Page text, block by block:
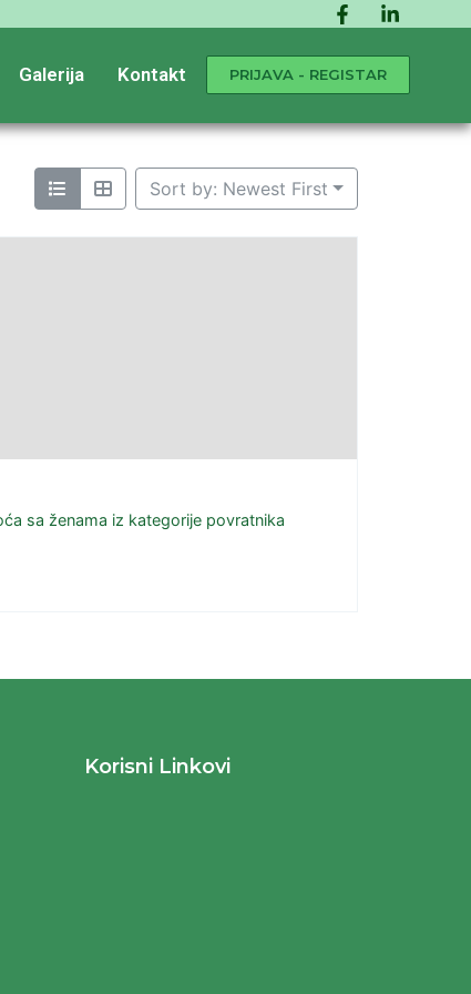
Galerija Kontakt PRIJAVA - REGISTAR
Sort by: Newest First
sa ženama iz kategorije povratnika
Korisni Linkovi